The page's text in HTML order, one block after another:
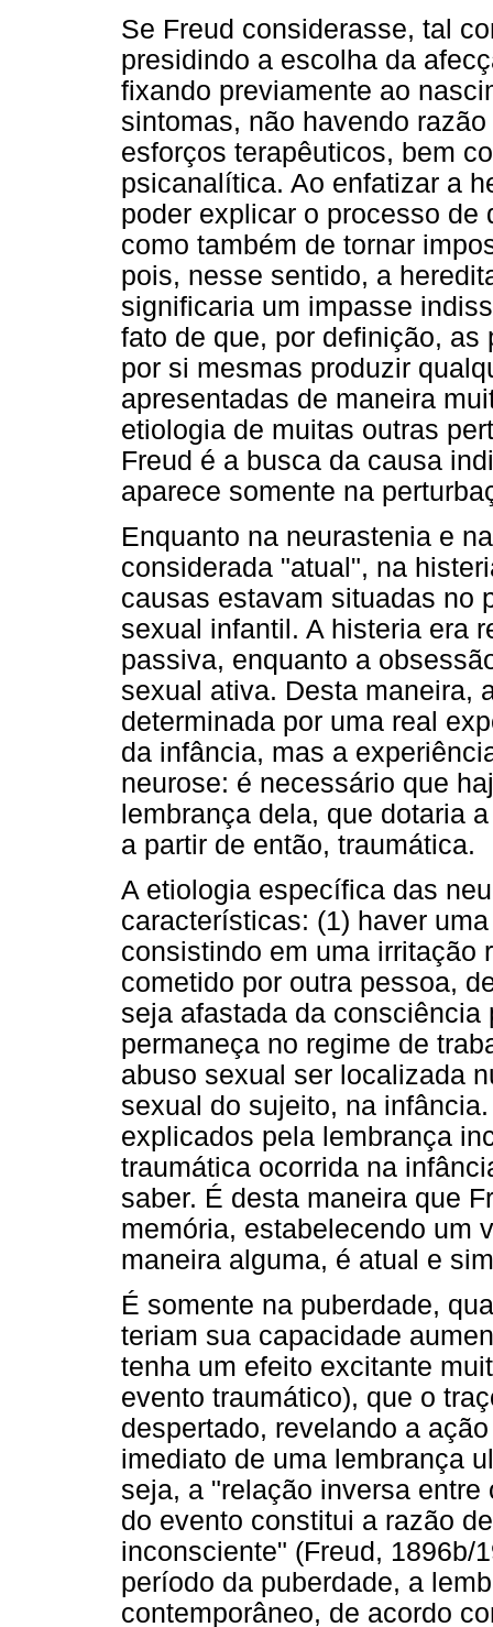
Se Freud considerasse, tal
presidindo a escolha da
fixando previamente ao
sintomas, não havendo
esforços terapêuticos, bem
psicanalítica. Ao enfatizar a
poder explicar o processo de
como também de tornar
pois, nesse sentido, a
significaria um impasse
fato de que, por definição,
por si mesmas produzir
apresentadas de maneira
etiologia de muitas outras
Freud é a busca da causa
aparece somente na
Enquanto na neurastenia e
considerada "atual", na
causas estavam situadas no
sexual infantil. A histeria era
passiva, enquanto a
sexual ativa. Desta maneira,
determinada por uma real
da infância, mas a
neurose: é necessário que
lembrança dela, que dotaria
a partir de então, traumática.
A etiologia específica das
características: (1) haver
consistindo em uma irritação
cometido por outra pessoa,
seja afastada da
permaneça no regime de
abuso sexual ser localizada
sexual do sujeito, na
explicados pela lembrança
traumática ocorrida na
saber. É desta maneira que
memória, estabelecendo um
maneira alguma, é atual e
É somente na puberdade,
teriam sua capacidade
tenha um efeito excitante
evento traumático), que o
despertado, revelando a
imediato de uma lembrança
seja, a "relação inversa
do evento constitui a razão
inconsciente" (Freud, 1896b/
período da puberdade, a
contemporâneo, de acordo